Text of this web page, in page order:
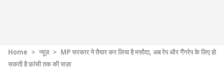
Home > न्यूज़ > MP सरकार ने तैयार कर लिया है मसौदा, अब रेप और गैंगरेप के लिए हो
सकती है फ़ांसी तक की सज़ा